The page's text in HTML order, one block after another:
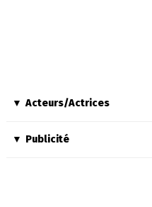
Acteurs/Actrices
Publicité